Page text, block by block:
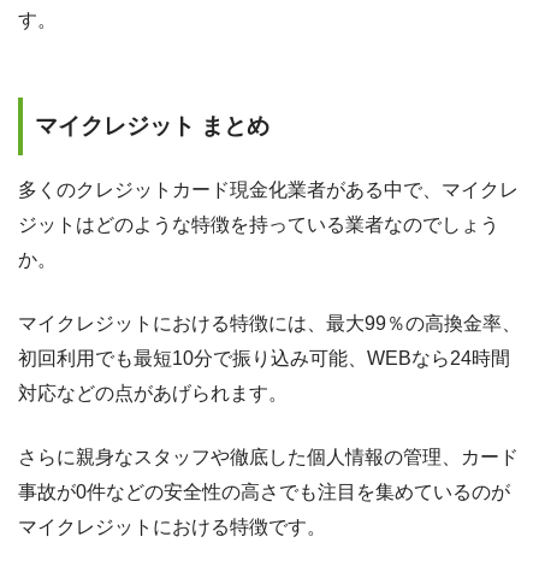
す。
マイクレジット まとめ
多くのクレジットカード現金化業者がある中で、マイクレ
ジットはどのような特徴を持っている業者なのでしょう
か。
マイクレジットにおける特徴には、最大99％の高換金率、
初回利用でも最短10分で振り込み可能、WEBなら24時間
対応などの点があげられます。
さらに親身なスタッフや徹底した個人情報の管理、カード
事故が0件などの安全性の高さでも注目を集めているのが
マイクレジットにおける特徴です。